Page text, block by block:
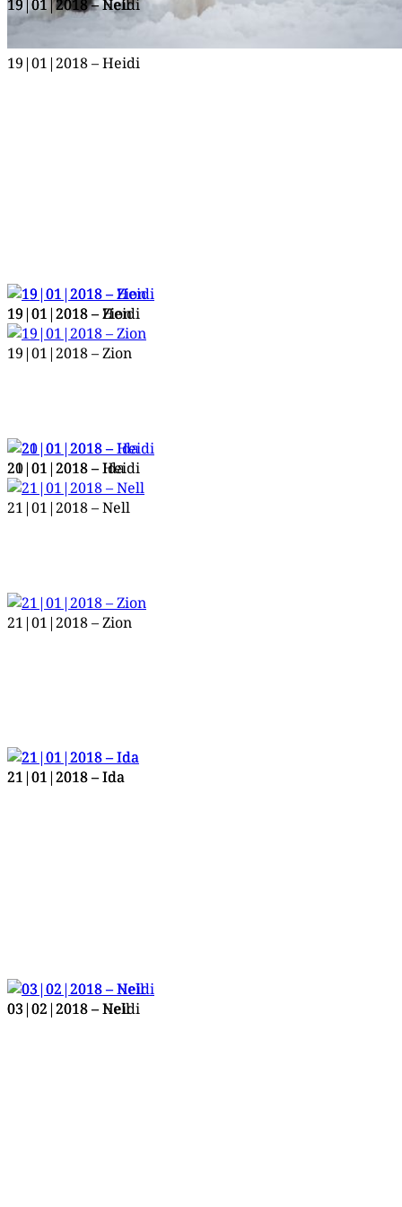
19|01|2018 – Heidi
19|01|2018 – Nell
19|01|2018 – Heidi
19|01|2018 – Zion
19|01|2018 – Zion
19|01|2018 – Heidi
20|01|2018 – Heidi
21|01|2018 – Zion
21|01|2018 – Ida
21|01|2018 – Nell
21|01|2018 – Ida
21|01|2018 – Ida
03|02|2018 – Nell
03|02|2018 – Heidi